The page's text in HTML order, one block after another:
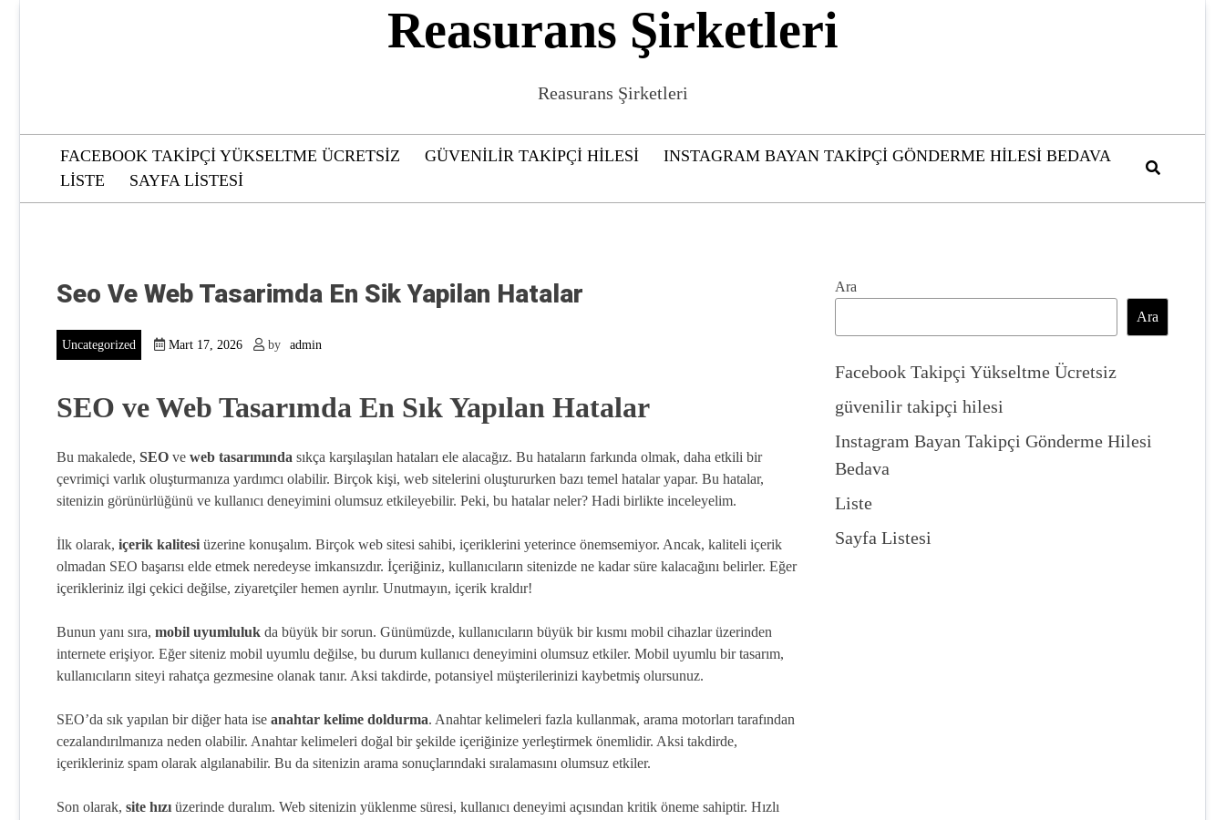
Reasurans Şirketleri
Reasurans Şirketleri
FACEBOOK TAKIPÇI YÜKSELTME ÜCRETSIZ GÜVENILIR TAKIPÇI HILESI
INSTAGRAM BAYAN TAKIPÇI GÖNDERME HILESI BEDAVA
LISTE
SAYFA LISTESI
Seo Ve Web Tasarimda En Sik Yapilan Hatalar
Uncategorized Mart 17, 2026 by admin
SEO ve Web Tasarımda En Sık Yapılan Hatalar
Bu makalede, SEO ve web tasarımında sıkça karşılaşılan hataları ele alacağız. Bu hataların farkında olmak, daha etkili bir
çevrimiçi varlık oluşturmanıza yardımcı olabilir. Birçok kişi, web sitelerini oluştururken bazı temel hatalar yapar. Bu hatalar,
sitenizin görünürlüğünü ve kullanıcı deneyimini olumsuz etkileyebilir. Peki, bu hatalar neler? Hadi birlikte inceleyelim.
İlk olarak, içerik kalitesi üzerine konuşalım. Birçok web sitesi sahibi, içeriklerini yeterince önemsemiyor. Ancak, kaliteli içerik
olmadan SEO başarısı elde etmek neredeyse imkansızdır. İçeriğiniz, kullanıcıların sitenizde ne kadar süre kalacağını belirler. Eğer
içerikleriniz ilgi çekici değilse, ziyaretçiler hemen ayrılır. Unutmayın, içerik kraldır!
Bunun yanı sıra, mobil uyumluluk da büyük bir sorun. Günümüzde, kullanıcıların büyük bir kısmı mobil cihazlar üzerinden
internete erişiyor. Eğer siteniz mobil uyumlu değilse, bu durum kullanıcı deneyimini olumsuz etkiler. Mobil uyumlu bir tasarım,
kullanıcıların siteyi rahatça gezmesine olanak tanır. Aksi takdirde, potansiyel müşterilerinizi kaybetmiş olursunuz.
SEO’da sık yapılan bir diğer hata ise anahtar kelime doldurma. Anahtar kelimeleri fazla kullanmak, arama motorları tarafından
cezalandırılmanıza neden olabilir. Anahtar kelimeleri doğal bir şekilde içeriğinize yerleştirmek önemlidir. Aksi takdirde,
içerikleriniz spam olarak algılanabilir. Bu da sitenizin arama sonuçlarındaki sıralamasını olumsuz etkiler.
Son olarak, site hızı üzerinde duralım. Web sitenizin yüklenme süresi, kullanıcı deneyimi açısından kritik öneme sahiptir. Hızlı
Ara
Ara
Facebook Takipçi Yükseltme Ücretsiz
güvenilir takipçi hilesi
Instagram Bayan Takipçi Gönderme Hilesi
Bedava
Liste
Sayfa Listesi